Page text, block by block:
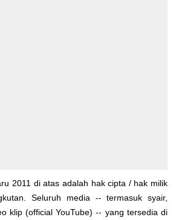
2011 di atas adalah hak cipta / hak milik
Seluruh media -- termasuk syair,
klip (official YouTube) -- yang tersedia di